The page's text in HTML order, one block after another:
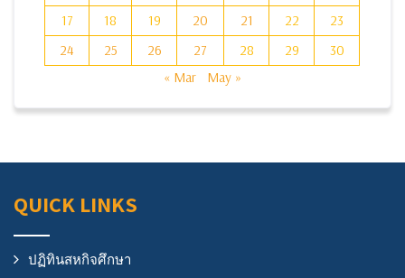
17
18 19 20 21 22
23
24
25 26 27 28 29
30
« Mar
May »
QUICK LINKS
ปฏิทินสหกิจศึกษา